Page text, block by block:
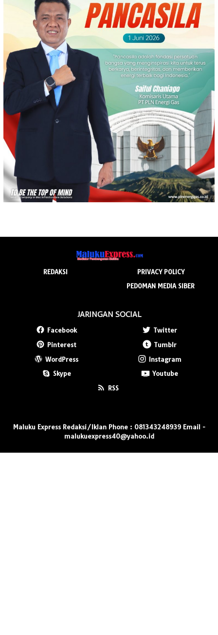
REDAKSI
PRIVACY POLICY
PEDOMAN MEDIA SIBER
JARINGAN SOCIAL
Facebook
Twitter
Pinterest
Tumblr
WordPress
Instagram
Skype
Youtube
RSS
Maluku Express Redaksi/Iklan Phone : 081343248939 Email -
malukuexpress40@yahoo.id